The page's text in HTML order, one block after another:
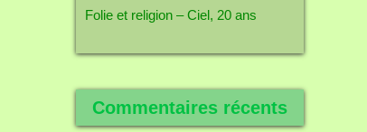
Folie et religion – Ciel, 20 ans
Commentaires récents